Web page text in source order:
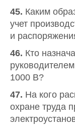
45. Каким
учет
и
46. Кто
1000 В?
47. На кого
охране труда